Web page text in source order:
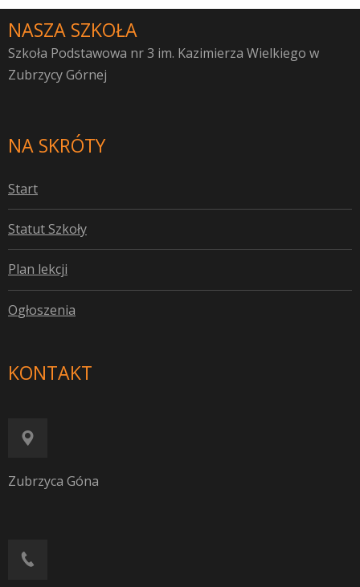
NASZA SZKOŁA
Szkoła Podstawowa nr 3 im. Kazimierza Wielkiego w
Zubrzycy Górnej
NA SKRÓTY
Start
Statut Szkoły
Plan lekcji
Ogłoszenia
KONTAKT
Zubrzyca Góna